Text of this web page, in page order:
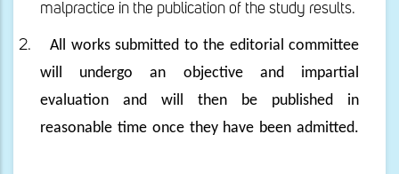
malpractice in the publication of the study results.
2.
All works submitted to the editorial committee
will undergo an objective and impartial
evaluation and will then be published in
reasonable time once they have been admitted.